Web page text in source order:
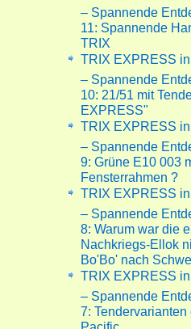
– Spannende
11: Spannende
TRIX
TRIX EXPRESS
– Spannende
10: 21/51 mit
EXPRESS"
TRIX EXPRESS
– Spannende
9: Grüne E10 003
Fensterrahmen ?
TRIX EXPRESS
– Spannende
8: Warum war die
Nachkriegs-Ellok
Bo'Bo' nach
TRIX EXPRESS
– Spannende
7: Tendervarianten
Pacific